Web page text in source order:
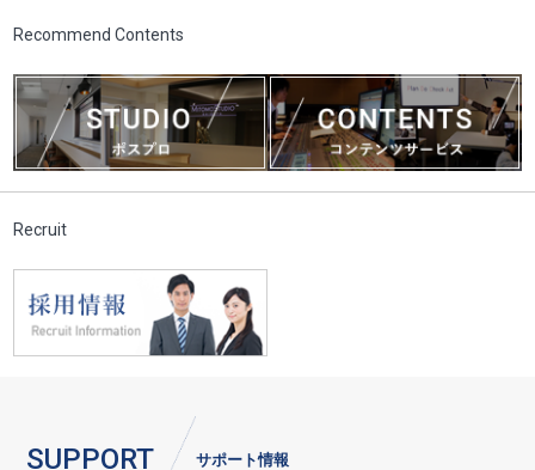
Recommend Contents
Recruit
SUPPORT サポート情報